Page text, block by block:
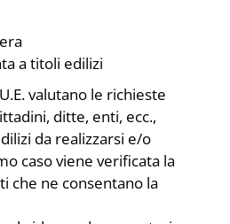
a titoli edilizi
valutano le richieste
ditte, enti, ecc.,
da realizzarsi e/o
caso viene verificata la
che ne consentano la